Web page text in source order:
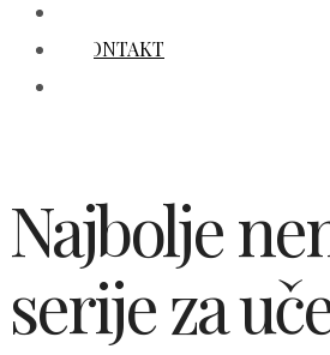
KONTAKT
Najbolje
serije za